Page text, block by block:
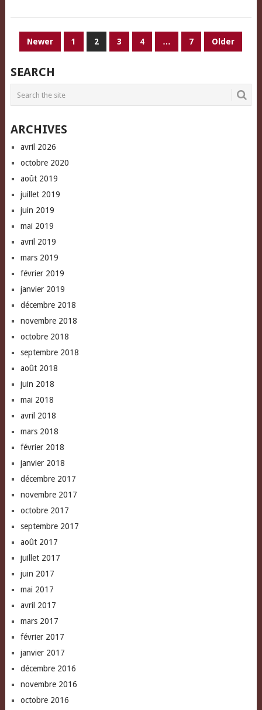
PAGINATION
PUBLICATIONS
Newer 1 2 3 4 … 7 Older
SEARCH
ARCHIVES
avril 2026
octobre 2020
août 2019
juillet 2019
juin 2019
mai 2019
avril 2019
mars 2019
février 2019
janvier 2019
décembre 2018
novembre 2018
octobre 2018
septembre 2018
août 2018
juin 2018
mai 2018
avril 2018
mars 2018
février 2018
janvier 2018
décembre 2017
novembre 2017
octobre 2017
septembre 2017
août 2017
juillet 2017
juin 2017
mai 2017
avril 2017
mars 2017
février 2017
janvier 2017
décembre 2016
novembre 2016
octobre 2016